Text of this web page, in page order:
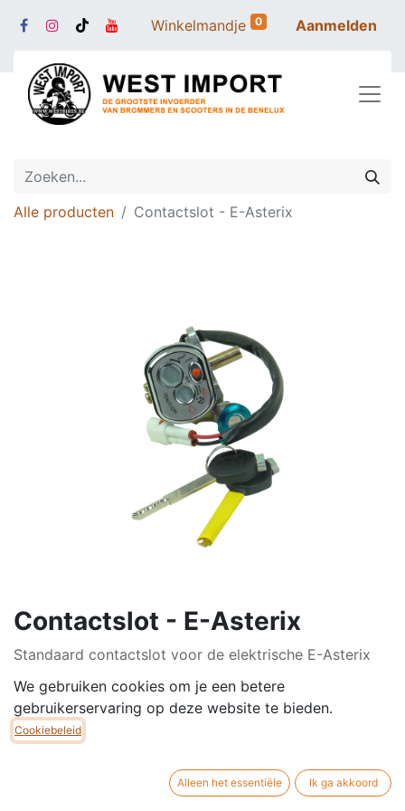
Winkelmandje 0 Aanmelden
Alle producten Contactslot - E-Asterix
Contactslot - E-Asterix
Standaard contactslot voor de elektrische E-Asterix
scooters. Wordt geleverd met 2 sleutels.
€60,00
We gebruiken cookies om je een betere
gebruikerservaring op deze website te bieden.
Cookiebeleid
Alleen het essentiële Ik ga akkoord